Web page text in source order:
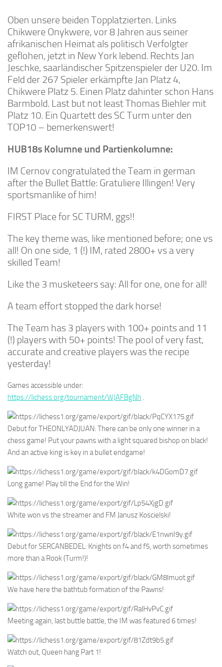
Oben unsere beiden Topplatzierten. Links
Chikwere Onykwere, vor 8 Jahren aus seiner
afrikanischen Heimat als politisch Verfolgter
geflohen, jetzt in New York lebend. Rechts Jan
Jeschke, saarländischer Spitzenspieler der U20. Im
Feld der 267 Spieler erkämpfte Jan Platz 4,
Chikwere Platz 5. Einen Platz dahinter schon Hans
Barmbold. Last but not least Thomas Biehler mit
Platz 10. Ein Quartett des SC Turm unter den
TOP10 – bemerkenswert!
HUB18s Kolumne und Partienkolumne:
IM Cernov congratulated the Team in german
after the Bullet Battle: Gratuliere Illingen! Very
sportsmanlike of him!
FIRST Place for SC TURM, ggs!!
The key theme was, like mentioned before; one vs
all! On one side, 1 (!) IM, rated 2800+ vs a very
skilled Team!
Like the 3 musketeers say: All for one, one for all!
A team effort stopped the dark horse!
The Team has 3 players with 100+ points and 11
(!) players with 50+ points! The pool of very fast,
accurate and creative players was the recipe
yesterday!
Games accessible under:
https://lichess.org/tournament/WJAFBgNh .
Debut for THEONLYADJUAN: There can be only one winner in a
chess game! Put your pawns with a light squared bishop on black!
And an active king is key in a bullet endgame!
Long game! Play till the End for the Win!
White won vs the streamer and FM Janusz Koscielski!
Debut for SERCANBEDEL: Knights on f4 and f5, worth sometimes
more than a Rook (Turm!)!
We have here the bathtub formation of the Pawns!
Meeting again, last buttle battle, the IM was featured 6 times!
Watch out, Queen hang Part 1!